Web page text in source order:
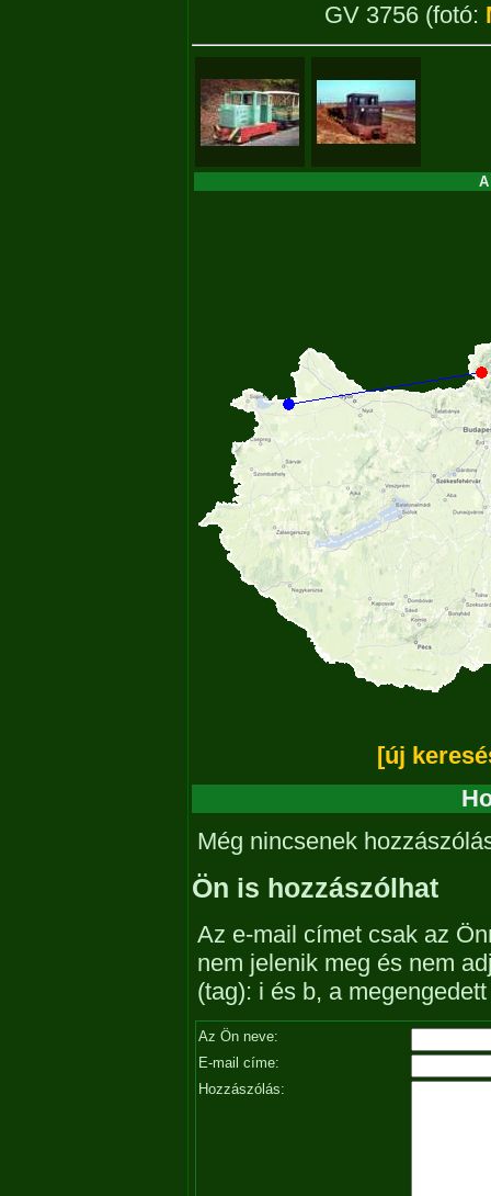
GV 3756 (fotó:
[új
Még nincsenek
Ön is hozzászólhat
Az e-mail címet csak az
nem jelenik meg és nem
(tag): i és b, a
Az Ön neve:
E-mail címe:
Hozzászólás: